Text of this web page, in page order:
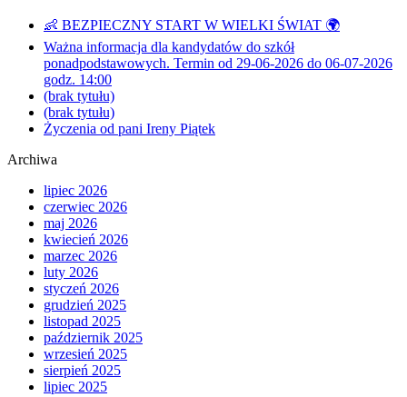
👶 BEZPIECZNY START W WIELKI ŚWIAT 🌍
Ważna informacja dla kandydatów do szkół
ponadpodstawowych. Termin od 29-06-2026 do 06-07-2026
godz. 14:00
(brak tytułu)
(brak tytułu)
Życzenia od pani Ireny Piątek
Archiwa
lipiec 2026
czerwiec 2026
maj 2026
kwiecień 2026
marzec 2026
luty 2026
styczeń 2026
grudzień 2025
listopad 2025
październik 2025
wrzesień 2025
sierpień 2025
lipiec 2025